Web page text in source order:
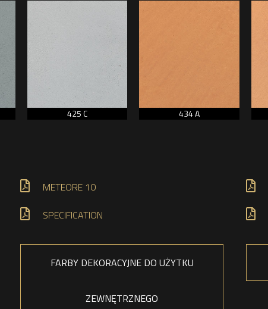
425 C 434 A
METEORE 10
SPECIFICATION
FARBY DEKORACYJNE DO UŻYTKU
ZEWNĘTRZNEGO